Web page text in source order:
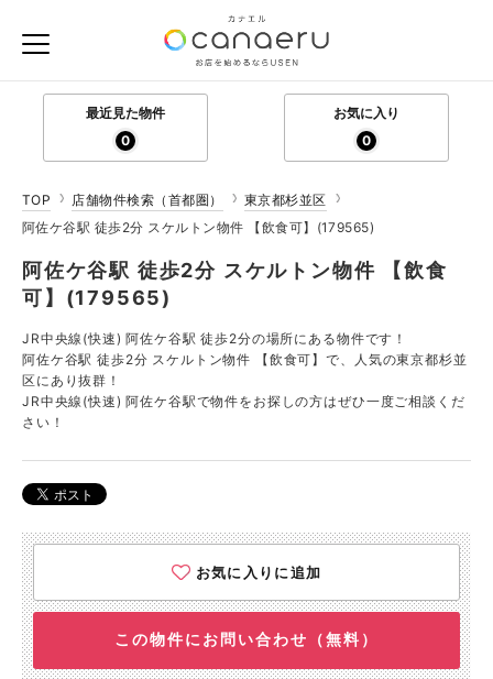
最近見た物件
0
お気に入り
0
TOP 店舗物件検索（首都圏）
東京都杉並区
阿佐ケ谷駅 徒歩2分 スケルトン物件 【飲食可】(179565)
阿佐ケ谷駅 徒歩2分 スケルトン物件 【飲食
可】(179565)
JR中央線(快速) 阿佐ケ谷駅 徒歩2分の場所にある物件です！
阿佐ケ谷駅 徒歩2分 スケルトン物件 【飲食可】で、人気の東京都杉並
区にあり抜群！
JR中央線(快速) 阿佐ケ谷駅で物件をお探しの方はぜひ一度ご相談くだ
さい！
お気に入りに追加
この物件にお問い合わせ（無料）